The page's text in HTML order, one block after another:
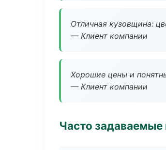
Отличная кузовщина:
— Клиент компании
Хорошие цены и
— Клиент компании
Часто